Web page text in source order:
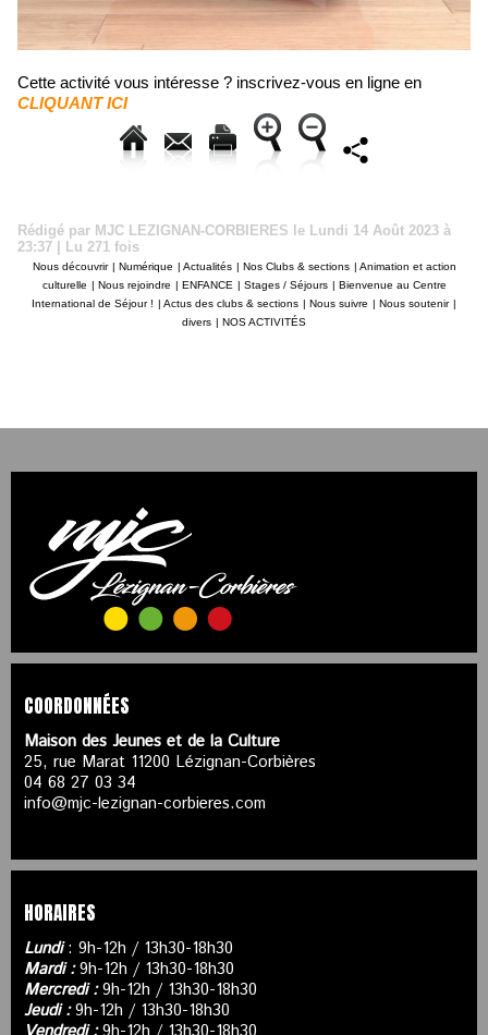
Cette activité vous intéresse ? inscrivez-vous en ligne en
CLIQUANT ICI
Rédigé par MJC LEZIGNAN-CORBIERES le Lundi 14 Août 2023 à
23:37 | Lu 271 fois
Nous découvrir Numérique Actualités Nos Clubs & sections
Animation et action
culturelle
Nous rejoindre ENFANCE Stages / Séjours
Bienvenue au Centre
International de Séjour !
Actus des clubs & sections Nous suivre Nous soutenir
divers
NOS ACTIVITÉS
COORDONNÉES
Maison des Jeunes et de la Culture
25, rue Marat 11200 Lézignan-Corbières
04 68 27 03 34
info@mjc-lezignan-corbieres.com
HORAIRES
Lundi: 9h-12h / 13h30-18h30
Mardi :9h-12h / 13h30-18h30
Mercredi :9h-12h / 13h30-18h30
Jeudi :9h-12h / 13h30-18h30